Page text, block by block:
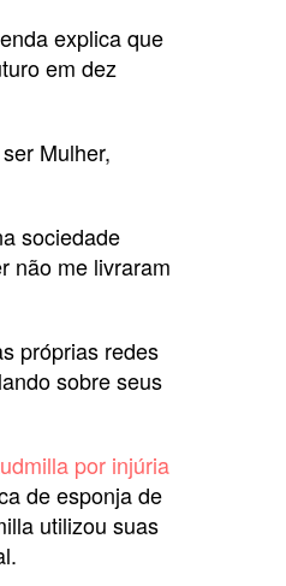
explica que
em dez
Mulher,
sociedade
não me livraram
próprias redes
sobre seus
por injúria
de esponja de
utilizou suas